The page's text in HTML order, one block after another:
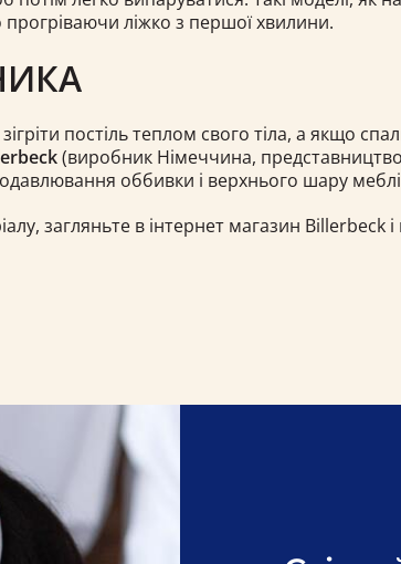
ліжко з першої хвилини.
постіль теплом свого тіла, а якщо
(виробник Німеччина,
оббивки і верхнього шару
загляньте в інтернет магазин Billerbeck